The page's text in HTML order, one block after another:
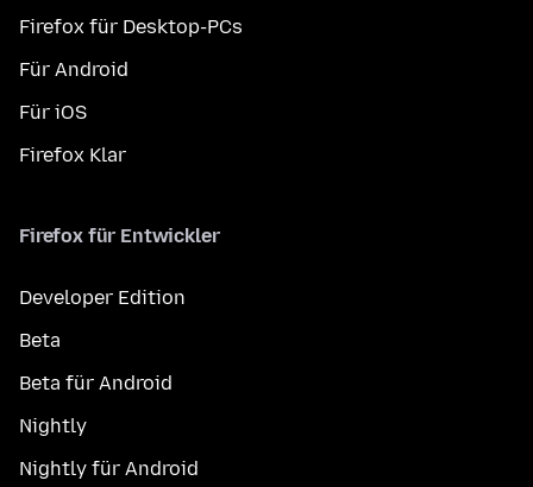
Firefox für Desktop-PCs
Für Android
Für iOS
Firefox Klar
Firefox für Entwickler
Developer Edition
Beta
Beta für Android
Nightly
Nightly für Android